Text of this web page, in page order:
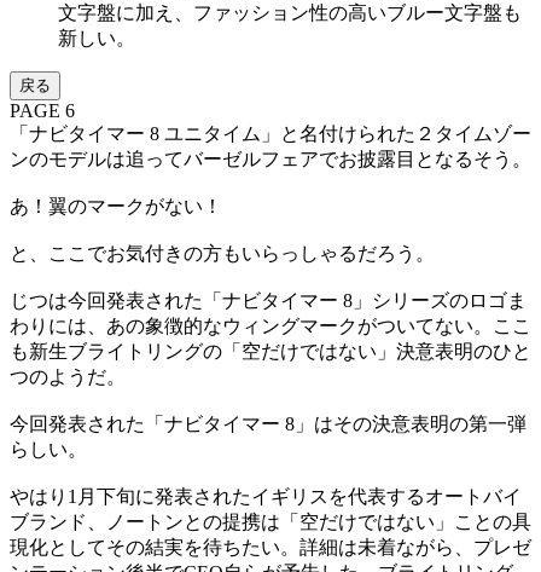
文字盤に加え、ファッション性の高いブルー文字盤も
新しい。
戻る
PAGE 6
「ナビタイマー 8 ユニタイム」と名付けられた２タイムゾー
ンのモデルは追ってバーゼルフェアでお披露目となるそう。
あ！翼のマークがない！
と、ここでお気付きの方もいらっしゃるだろう。
じつは今回発表された「ナビタイマー 8」シリーズのロゴま
わりには、あの象徴的なウィングマークがついてない。ここ
も新生ブライトリングの「空だけではない」決意表明のひと
つのようだ。
今回発表された「ナビタイマー 8」はその決意表明の第一弾
らしい。
やはり1月下旬に発表されたイギリスを代表するオートバイ
ブランド、ノートンとの提携は「空だけではない」ことの具
現化としてその結実を待ちたい。詳細は未着ながら、プレゼ